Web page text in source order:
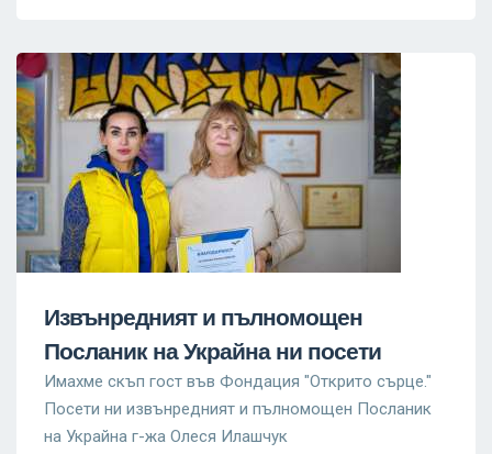
Извънредният и пълномощен
Посланик на Украйна ни посети
Имахме скъп гост във Фондация "Открито сърце."
Посети ни извънредният и пълномощен Посланик
на Украйна г-жа Олеся Илашчук